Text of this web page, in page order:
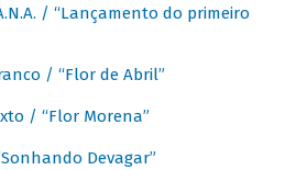
/ “Lançamento do primeiro
/ “Flor de Abril”
/ “Flor Morena”
Devagar”